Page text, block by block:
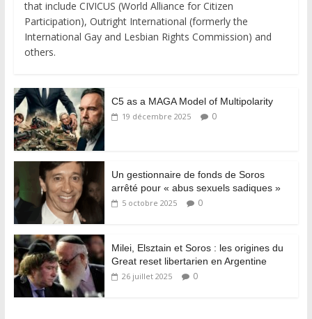
that include CIVICUS (World Alliance for Citizen
Participation), Outright International (formerly the
International Gay and Lesbian Rights Commission) and
others.
C5 as a MAGA Model of Multipolarity
19 décembre 2025 0
Un gestionnaire de fonds de Soros
arrêté pour « abus sexuels sadiques »
5 octobre 2025 0
Milei, Elsztain et Soros : les origines du
Great reset libertarien en Argentine
26 juillet 2025 0